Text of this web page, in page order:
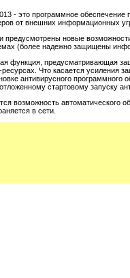
- это программное
от внешних информационных
новые
(более надежно защищены
функция, предусматривающая
Что касается усиления
антивирусного
стартовому запуску
возможность автоматического
в сети.